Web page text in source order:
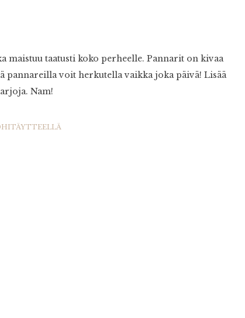
taatusti koko perheelle. Pannarit on kivaa
pannareilla voit herkutella vaikka joka päivä! Lisää
Nam!